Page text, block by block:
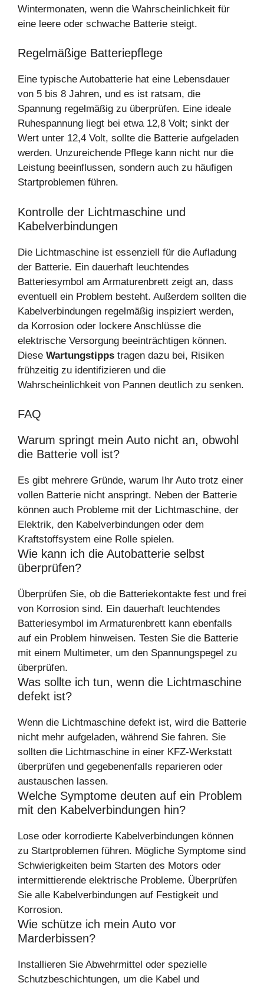
Wintermonaten, wenn die Wahrscheinlichkeit für
eine leere oder schwache Batterie steigt.
Regelmäßige Batteriepflege
Eine typische Autobatterie hat eine Lebensdauer
von 5 bis 8 Jahren, und es ist ratsam, die
Spannung regelmäßig zu überprüfen. Eine ideale
Ruhespannung liegt bei etwa 12,8 Volt; sinkt der
Wert unter 12,4 Volt, sollte die Batterie aufgeladen
werden. Unzureichende Pflege kann nicht nur die
Leistung beeinflussen, sondern auch zu häufigen
Startproblemen führen.
Kontrolle der Lichtmaschine und
Kabelverbindungen
Die Lichtmaschine ist essenziell für die Aufladung
der Batterie. Ein dauerhaft leuchtendes
Batteriesymbol am Armaturenbrett zeigt an, dass
eventuell ein Problem besteht. Außerdem sollten die
Kabelverbindungen regelmäßig inspiziert werden,
da Korrosion oder lockere Anschlüsse die
elektrische Versorgung beeinträchtigen können.
Diese Wartungstipps tragen dazu bei, Risiken
frühzeitig zu identifizieren und die
Wahrscheinlichkeit von Pannen deutlich zu senken.
FAQ
Warum springt mein Auto nicht an, obwohl
die Batterie voll ist?
Es gibt mehrere Gründe, warum Ihr Auto trotz einer
vollen Batterie nicht anspringt. Neben der Batterie
können auch Probleme mit der Lichtmaschine, der
Elektrik, den Kabelverbindungen oder dem
Kraftstoffsystem eine Rolle spielen.
Wie kann ich die Autobatterie selbst
überprüfen?
Überprüfen Sie, ob die Batteriekontakte fest und frei
von Korrosion sind. Ein dauerhaft leuchtendes
Batteriesymbol im Armaturenbrett kann ebenfalls
auf ein Problem hinweisen. Testen Sie die Batterie
mit einem Multimeter, um den Spannungspegel zu
überprüfen.
Was sollte ich tun, wenn die Lichtmaschine
defekt ist?
Wenn die Lichtmaschine defekt ist, wird die Batterie
nicht mehr aufgeladen, während Sie fahren. Sie
sollten die Lichtmaschine in einer KFZ-Werkstatt
überprüfen und gegebenenfalls reparieren oder
austauschen lassen.
Welche Symptome deuten auf ein Problem
mit den Kabelverbindungen hin?
Lose oder korrodierte Kabelverbindungen können
zu Startproblemen führen. Mögliche Symptome sind
Schwierigkeiten beim Starten des Motors oder
intermittierende elektrische Probleme. Überprüfen
Sie alle Kabelverbindungen auf Festigkeit und
Korrosion.
Wie schütze ich mein Auto vor
Marderbissen?
Installieren Sie Abwehrmittel oder spezielle
Schutzbeschichtungen, um die Kabel und